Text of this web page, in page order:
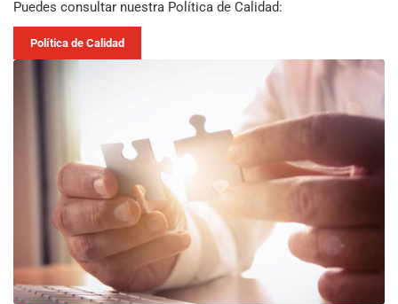
Puedes consultar nuestra Política de Calidad:
Política de Calidad